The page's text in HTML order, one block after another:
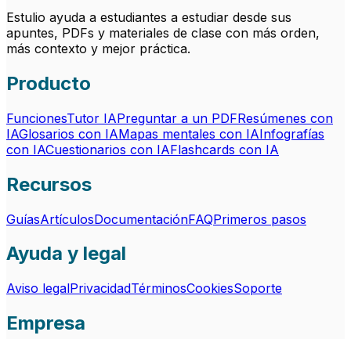
Estulio ayuda a estudiantes a estudiar desde sus
apuntes, PDFs y materiales de clase con más orden,
más contexto y mejor práctica.
Producto
FuncionesTutor IAPreguntar a un PDFResúmenes con
IAGlosarios con IAMapas mentales con IAInfografías
con IACuestionarios con IAFlashcards con IA
Recursos
GuíasArtículosDocumentaciónFAQPrimeros pasos
Ayuda y legal
Aviso legalPrivacidadTérminosCookiesSoporte
Empresa